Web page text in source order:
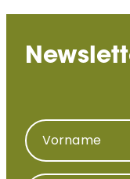
Vorname